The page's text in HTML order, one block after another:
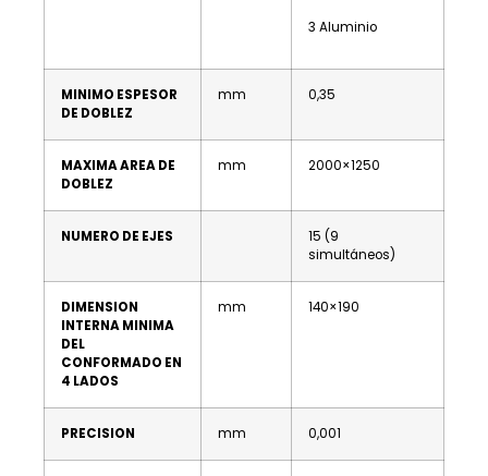
3 Aluminio
MINIMO ESPESOR
DE DOBLEZ
mm 0,35
MAXIMA AREA DE
DOBLEZ
mm 2000×1250
NUMERO DE EJES
15 (9
simultáneos)
DIMENSION
INTERNA MINIMA
DEL
CONFORMADO EN
4 LADOS
mm 140×190
PRECISION mm 0,001